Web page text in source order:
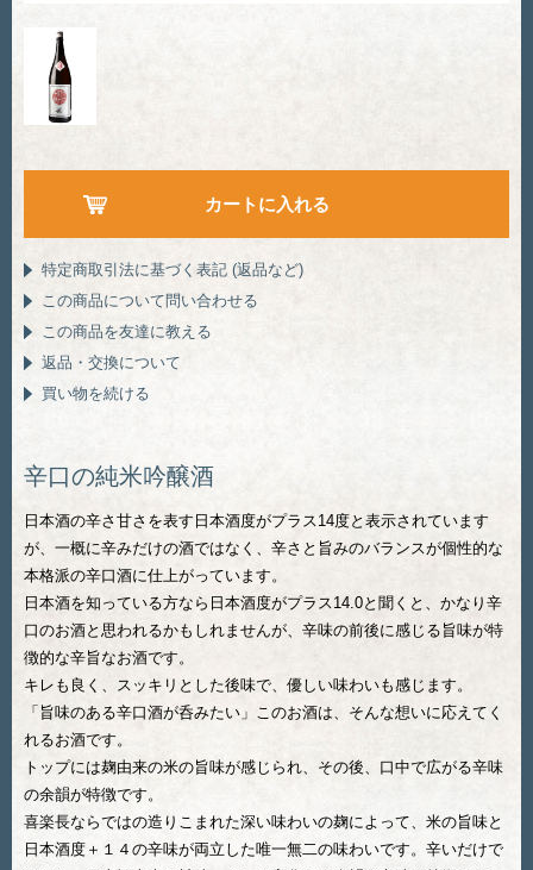
特定商取引法に基づく表記 (返品など)
この商品について問い合わせる
この商品を友達に教える
返品・交換について
買い物を続ける
辛口の純米吟醸酒
日本酒の辛さ甘さを表す日本酒度がプラス14度と表示されています
が、一概に辛みだけの酒ではなく、辛さと旨みのバランスが個性的な
本格派の辛口酒に仕上がっています。
日本酒を知っている方なら日本酒度がプラス14.0と聞くと、かなり辛
口のお酒と思われるかもしれませんが、辛味の前後に感じる旨味が特
徴的な辛旨なお酒です。
キレも良く、スッキリとした後味で、優しい味わいも感じます。
「旨味のある辛口酒が呑みたい」このお酒は、そんな想いに応えてく
れるお酒です。
トップには麹由来の米の旨味が感じられ、その後、口中で広がる辛味
の余韻が特徴です。
喜楽長ならではの造りこまれた深い味わいの麹によって、米の旨味と
日本酒度＋１４の辛味が両立した唯一無二の味わいです。辛いだけで